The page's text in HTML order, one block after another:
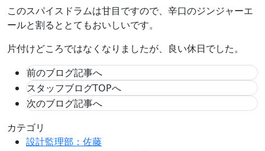
このスパイスドラムは甘目ですので、辛口のジンジャーエ
ールと割るととてもおいしいです。
片付けどころではなくなりましたが、良い休日でした。
前のブログ記事へ
スタッフブログTOPへ
次のブログ記事へ
カテゴリ
設計監理部：佐藤